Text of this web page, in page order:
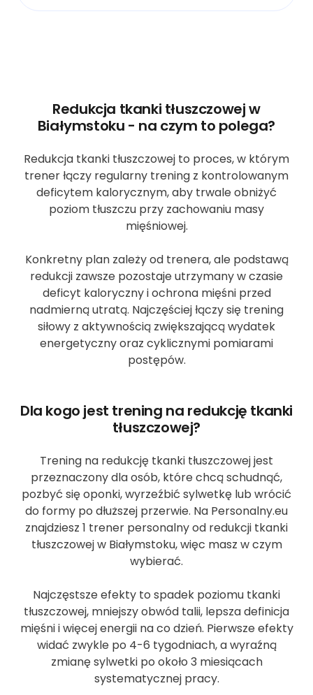
Redukcja tkanki tłuszczowej w
Białymstoku - na czym to polega?
Redukcja tkanki tłuszczowej to proces, w którym
trener łączy regularny trening z kontrolowanym
deficytem kalorycznym, aby trwale obniżyć
poziom tłuszczu przy zachowaniu masy
mięśniowej.
Konkretny plan zależy od trenera, ale podstawą
redukcji zawsze pozostaje utrzymany w czasie
deficyt kaloryczny i ochrona mięśni przed
nadmierną utratą. Najczęściej łączy się trening
siłowy z aktywnością zwiększającą wydatek
energetyczny oraz cyklicznymi pomiarami
postępów.
Dla kogo jest trening na redukcję tkanki
tłuszczowej?
Trening na redukcję tkanki tłuszczowej jest
przeznaczony dla osób, które chcą schudnąć,
pozbyć się oponki, wyrzeźbić sylwetkę lub wrócić
do formy po dłuższej przerwie. Na Personalny.eu
znajdziesz 1 trener personalny od redukcji tkanki
tłuszczowej w Białymstoku, więc masz w czym
wybierać.
Najczęstsze efekty to spadek poziomu tkanki
tłuszczowej, mniejszy obwód talii, lepsza definicja
mięśni i więcej energii na co dzień. Pierwsze efekty
widać zwykle po 4-6 tygodniach, a wyraźną
zmianę sylwetki po około 3 miesiącach
systematycznej pracy.